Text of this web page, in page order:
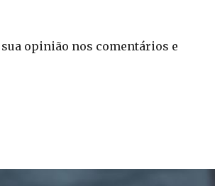
opinião nos comentários e